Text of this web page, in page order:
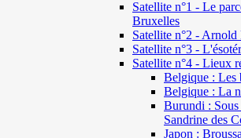
Satellite n°1 - Le
Bruxelles
Satellite n°2 -
Satellite n°3 -
Satellite n°4 - Lieux
Belgique : Les
Belgique : La
Burundi :
Sandrine des
Japon :